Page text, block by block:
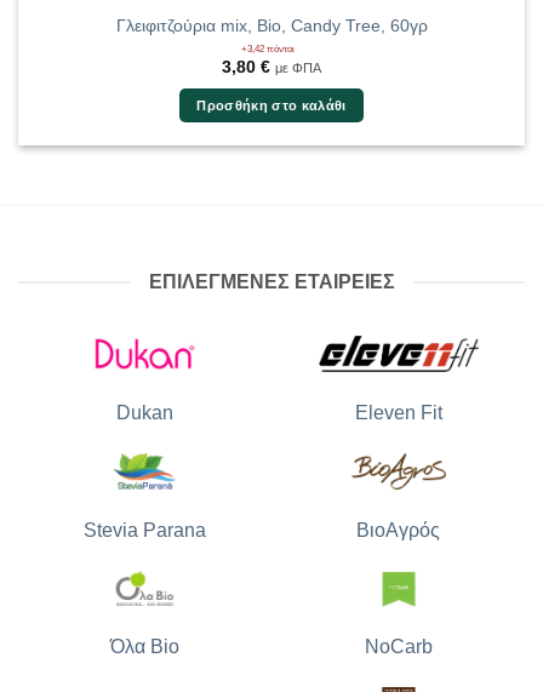
Γλειφιτζούρια mix, Bio, Candy Tree, 60γρ
+3,42 πόντοι
3,80 € με ΦΠΑ
Προσθήκη στο καλάθι
ΕΠΙΛΕΓΜΕΝΕΣ ΕΤΑΙΡΕΙΕΣ
Dukan Eleven Fit
Stevia Parana ΒιοΑγρός
Όλα Bio NoCarb